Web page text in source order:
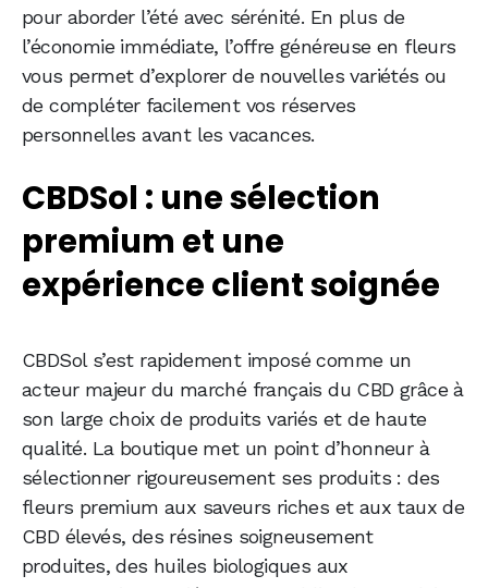
pour aborder l’été avec sérénité. En plus de
l’économie immédiate, l’offre généreuse en fleurs
vous permet d’explorer de nouvelles variétés ou
de compléter facilement vos réserves
personnelles avant les vacances.
CBDSol : une sélection
premium et une
expérience client soignée
CBDSol s’est rapidement imposé comme un
acteur majeur du marché français du CBD grâce à
son large choix de produits variés et de haute
qualité. La boutique met un point d’honneur à
sélectionner rigoureusement ses produits : des
fleurs premium aux saveurs riches et aux taux de
CBD élevés, des résines soigneusement
produites, des huiles biologiques aux